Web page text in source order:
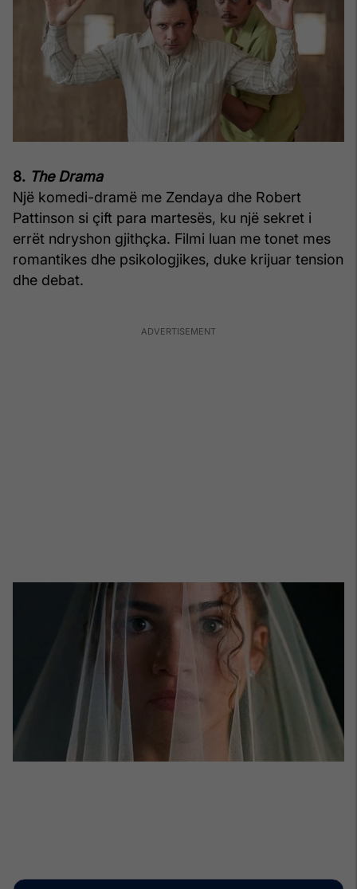
8. The Drama
Një komedi-dramë me Zendaya dhe Robert
Pattinson si çift para martesës, ku një sekret i
errët ndryshon gjithçka. Filmi luan me tonet mes
romantikes dhe psikologjikes, duke krijuar tension
dhe debat.